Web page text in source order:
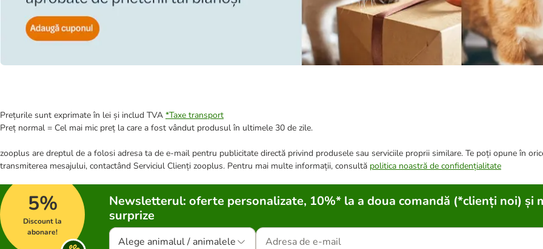
Prețurile sunt exprimate în lei și includ TVA *Taxe transport
Preț normal = Cel mai mic preț la care a fost vândut produsul în ultimele 30 de zile.
zooplus are dreptul de a folosi adresa ta de e-mail pentru publicitate directă privind produsele sau serviciile proprii similare. Te poți opune în
transmiterea mesajului, contactând Serviciul Clienți zooplus. Pentru mai multe informații, consultă politica noastră de confidențialitate
5%
Discount la
abonare!
Newsletterul: oferte personalizate, 10%* la a doua comandă (*clienți noi) și
surprize
Alege animalul / animalele